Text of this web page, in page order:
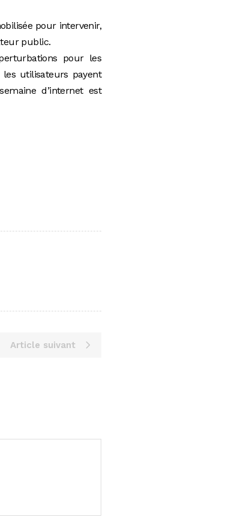
pour intervenir,
public.
pour les
utilisateurs payent
d’internet est
Article suivant